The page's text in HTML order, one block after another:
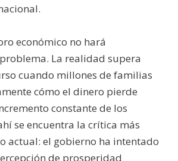
económico no hará
La realidad supera
cuando millones de familias
cómo el dinero pierde
constante de los
se encuentra la crítica más
actual: el gobierno ha intentado
de prosperidad